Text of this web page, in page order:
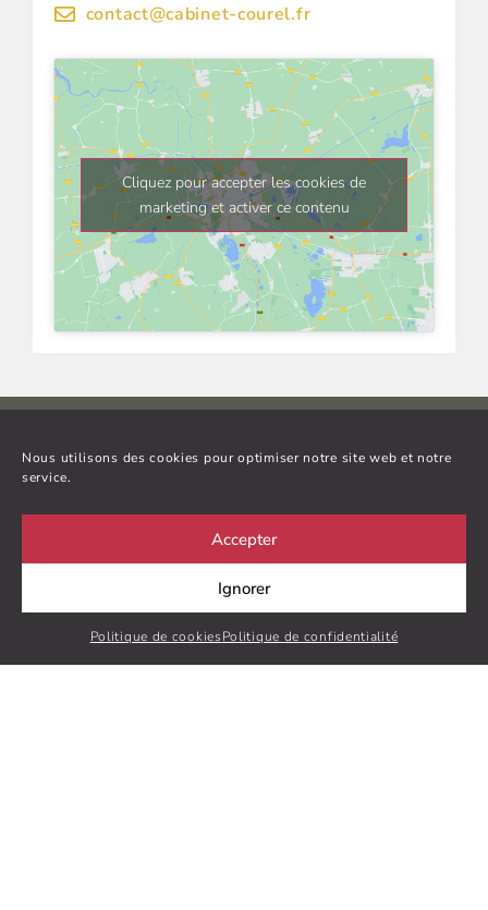
Nous utilisons des cookies pour optimiser notre site web et notre
service.
Accepter
Ignorer
Politique de cookiesPolitique de confidentialité
contact@cabinet-courel.fr
Cliquez pour accepter les cookies de
marketing et activer ce contenu
COMMERCE
CABINET COUREL